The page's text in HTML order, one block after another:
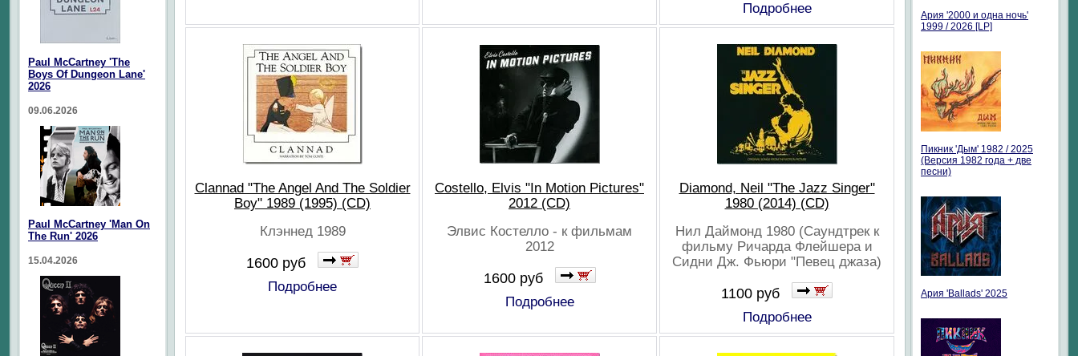
Подробнее
Clannad "The Angel And The Soldier
Boy" 1989 (1995) (CD)
Клэннед 1989
1600 руб
Подробнее
Costello, Elvis "In Motion Pictures"
2012 (CD)
Элвис Костелло - к фильмам
2012
1600 руб
Подробнее
Diamond, Neil "The Jazz Singer"
1980 (2014) (CD)
Нил Даймонд 1980 (Саундтрек к
фильму Ричарда Флейшера и
Сидни Дж. Фьюри "Певец джаза)
1100 руб
Подробнее
Paul McCartney 'The
Boys Of Dungeon Lane'
2026
09.06.2026
Paul McCartney 'Man On
The Run' 2026
15.04.2026
Ария '2000 и одна ночь'
1999 / 2026 [LP]
Пикник 'Дым' 1982 / 2025
(Версия 1982 года + две
песни)
Ария 'Ballads' 2025